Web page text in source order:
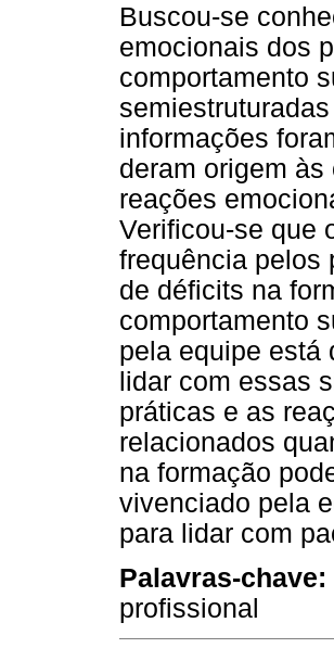
Buscou-se
emocionais dos
comportamento
informações
deram origem
reações
Verificou-se que
frequência pelos
de déficits na
comportamento
pela equipe está
lidar com essas
práticas e as
relacionados
na formação
vivenciado pela
para lidar com
Palavras-chave:
profissional